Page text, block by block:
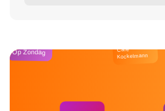
Op Zondag Café
Kockelmann